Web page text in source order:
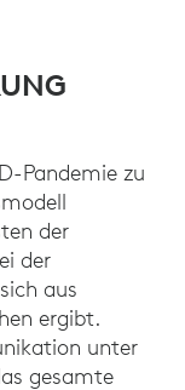
Pandemie zu
der
der
aus
ergibt.
unter
gesamte